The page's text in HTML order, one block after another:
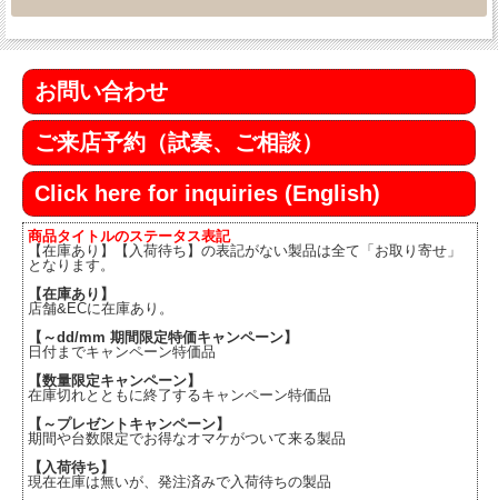
お問い合わせ
ご来店予約（試奏、ご相談）
Click here for inquiries (English)
商品タイトルのステータス表記
【在庫あり】【入荷待ち】の表記がない製品は全て「お取り寄せ」
となります。
【在庫あり】
店舗&ECに在庫あり。
【～dd/mm 期間限定特価キャンペーン】
日付までキャンペーン特価品
【数量限定キャンペーン】
在庫切れとともに終了するキャンペーン特価品
【～プレゼントキャンペーン】
期間や台数限定でお得なオマケがついて来る製品
【入荷待ち】
現在在庫は無いが、発注済みで入荷待ちの製品